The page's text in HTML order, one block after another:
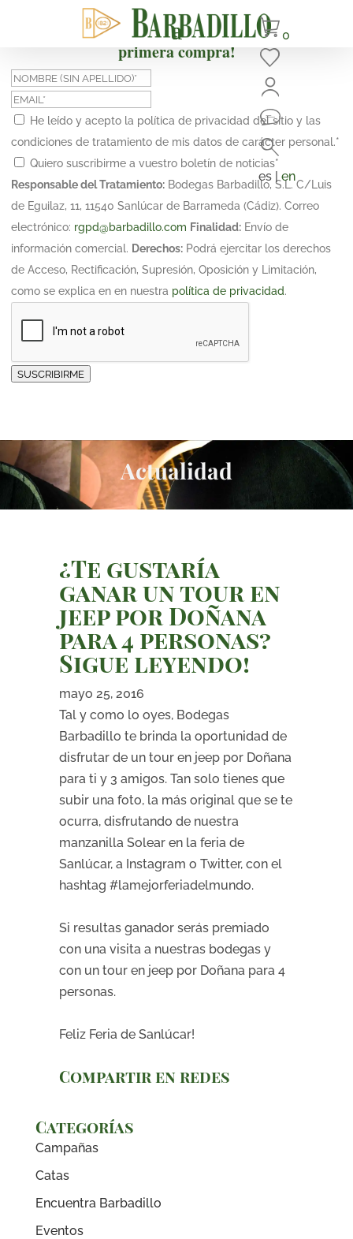
¡Suscríbete y obtén un 10% de descuento en tu
primera compra!
He leído y acepto la política de privacidad del sitio y las
condiciones de tratamiento de mis datos de carácter personal.*
Quiero suscribirme a vuestro boletín de noticias*
Responsable del Tratamiento: Bodegas Barbadillo, S.L. C/Luis
de Eguilaz, 11, 11540 Sanlúcar de Barrameda (Cádiz). Correo
electrónico: rgpd@barbadillo.com Finalidad: Envío de
información comercial. Derechos: Podrá ejercitar los derechos
de Acceso, Rectificación, Supresión, Oposición y Limitación,
como se explica en en nuestra política de privacidad.
SUSCRIBIRME
0
es |en
Actualidad
¿Te gustaría
ganar un tour en
jeep por Doñana
para 4 personas?
Sigue leyendo!
mayo 25, 2016
Tal y como lo oyes, Bodegas
Barbadillo te brinda la oportunidad de
disfrutar de un tour en jeep por Doñana
para ti y 3 amigos. Tan solo tienes que
subir una foto, la más original que se te
ocurra, disfrutando de nuestra
manzanilla Solear en la feria de
Sanlúcar, a Instagram o Twitter, con el
hashtag #lamejorferiadelmundo.
Si resultas ganador serás premiado
con una visita a nuestras bodegas y
con un tour en jeep por Doñana para 4
personas.
Feliz Feria de Sanlúcar!
Compartir en redes
Categorías
Campañas
Catas
Encuentra Barbadillo
Eventos